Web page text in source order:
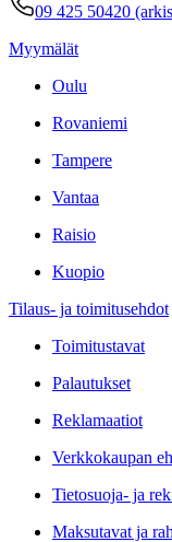
09 425 50420
Myymälät
Oulu
Rovaniemi
Tampere
Vantaa
Raisio
Kuopio
Tilaus- ja toimitusehdot
Toimitustavat
Palautukset
Reklamaatiot
Verkkokaupan
Tietosuoja- ja
Maksutavat ja